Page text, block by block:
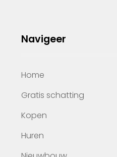
Navigeer
Home
Gratis schatting
Kopen
Huren